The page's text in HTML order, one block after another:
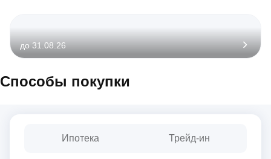
до 31.08.26
Способы покупки
Ипотека Трейд-ин